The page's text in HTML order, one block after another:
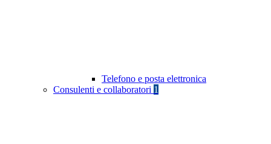
Telefono e posta elettronica
Consulenti e collaboratori 1